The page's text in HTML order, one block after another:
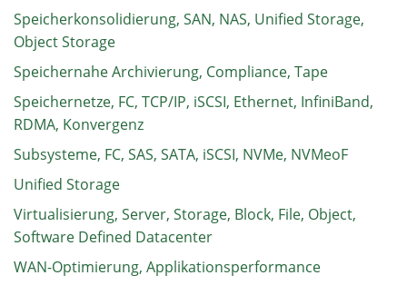
Speicherkonsolidierung, SAN, NAS, Unified Storage,
Object Storage
Speichernahe Archivierung, Compliance, Tape
Speichernetze, FC, TCP/IP, iSCSI, Ethernet, InfiniBand,
RDMA, Konvergenz
Subsysteme, FC, SAS, SATA, iSCSI, NVMe, NVMeoF
Unified Storage
Virtualisierung, Server, Storage, Block, File, Object,
Software Defined Datacenter
WAN-Optimierung, Applikationsperformance